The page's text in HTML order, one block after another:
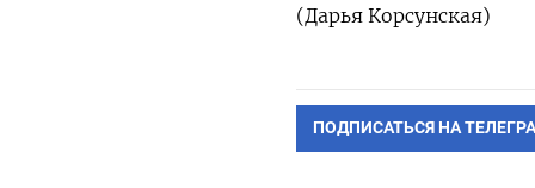
(Дарья Корсунская)
ПОДПИСАТЬСЯ НА